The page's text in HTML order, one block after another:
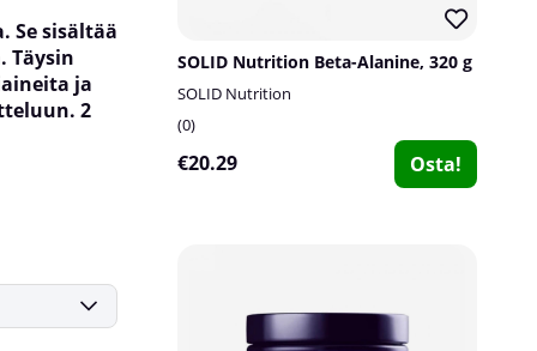
Se sisältää
Täysin
ja
2
SOLID Nutrition Beta-Alanine, 320 g
SOLID Nutrition
0
€20.29 Osta!